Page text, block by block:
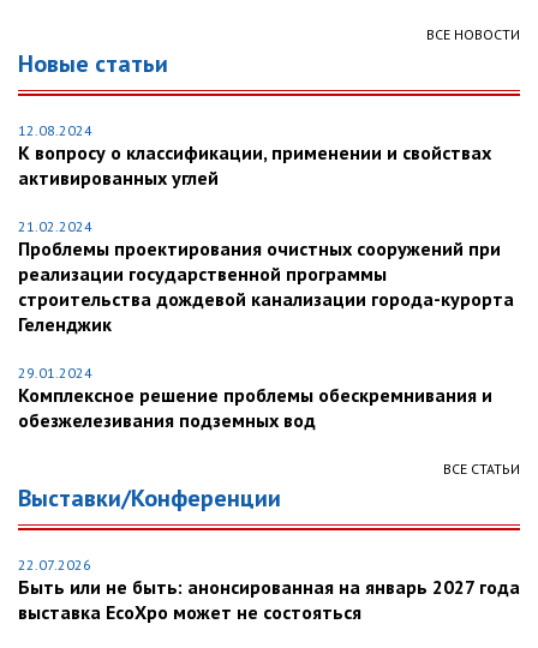
ВСЕ НОВОСТИ
Новые статьи
12.08.2024
К вопросу о классификации, применении и свойствах
активированных углей
21.02.2024
Проблемы проектирования очистных сооружений при
реализации государственной программы
строительства дождевой канализации города-курорта
Геленджик
29.01.2024
Комплексное решение проблемы обескремнивания и
обезжелезивания подземных вод
ВСЕ СТАТЬИ
Выставки/Конференции
22.07.2026
Быть или не быть: анонсированная на январь 2027 года
выставка EcoXpo может не состояться